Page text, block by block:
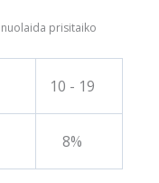
10 - 19
8%